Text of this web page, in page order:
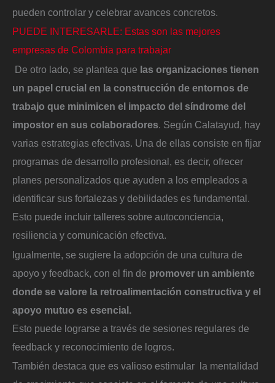
pueden controlar y celebrar avances concretos.
PUEDE INTERESARLE: Estas son las mejores
empresas de Colombia para trabajar
De otro lado, se plantea que las organizaciones tienen
un papel crucial en la construcción de entornos de
trabajo que minimicen el impacto del síndrome del
impostor en sus colaboradores. Según Calatayud, hay
varias estrategias efectivas. Una de ellas consiste en fijar
programas de desarrollo profesional, es decir, ofrecer
planes personalizados que ayuden a los empleados a
identificar sus fortalezas y debilidades es fundamental.
Esto puede incluir talleres sobre autoconciencia,
resiliencia y comunicación efectiva.
Igualmente, se sugiere la adopción de una cultura de
apoyo y feedback, con el fin de promover un ambiente
donde se valore la retroalimentación constructiva y el
apoyo mutuo es esencial.
Esto puede lograrse a través de sesiones regulares de
feedback y reconocimiento de logros.
También destaca que es valioso estimular la mentalidad